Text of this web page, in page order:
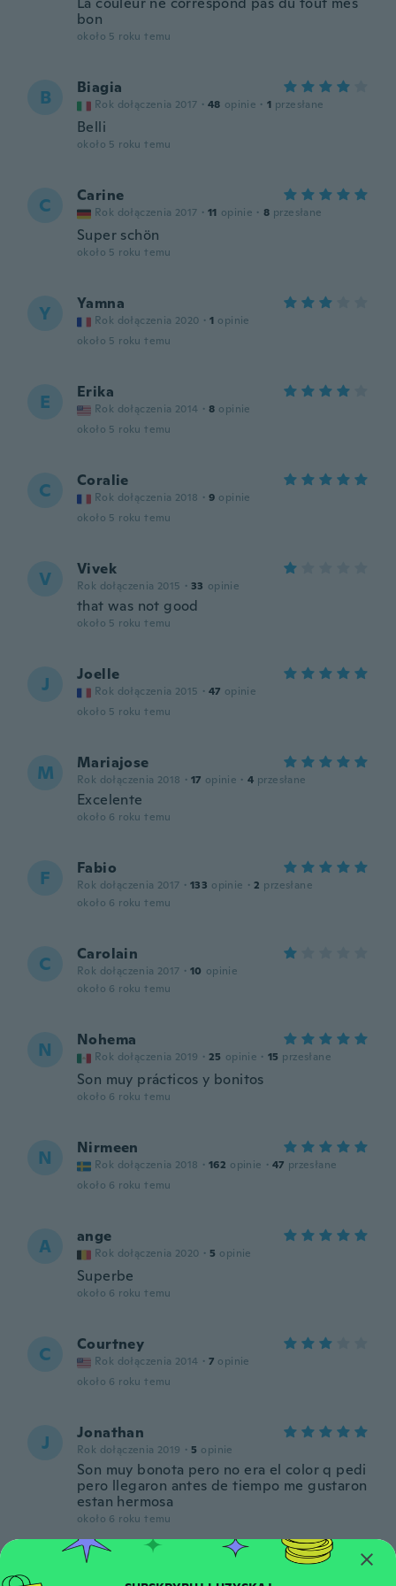
bon
około 5 roku temu
B Biagia
Rok dołączenia 2017 · 48 opinie · 1 przesłane
Belli
około 5 roku temu
C Carine
Rok dołączenia 2017 · 11 opinie · 8 przesłane
Super schön
około 5 roku temu
Y Yamna
Rok dołączenia 2020 · 1 opinie
około 5 roku temu
E Erika
Rok dołączenia 2014 · 8 opinie
około 5 roku temu
C Coralie
Rok dołączenia 2018 · 9 opinie
około 5 roku temu
V Vivek
Rok dołączenia 2015 · 33 opinie
that was not good
około 5 roku temu
J Joelle
Rok dołączenia 2015 · 47 opinie
około 5 roku temu
M Mariajose
Rok dołączenia 2018 · 17 opinie · 4 przesłane
Excelente
około 6 roku temu
F Fabio
Rok dołączenia 2017 · 133 opinie · 2 przesłane
około 6 roku temu
C Carolain
Rok dołączenia 2017 · 10 opinie
około 6 roku temu
N Nohema
Rok dołączenia 2019 · 25 opinie · 15 przesłane
Son muy prácticos y bonitos
około 6 roku temu
N Nirmeen
Rok dołączenia 2018 · 162 opinie · 47 przesłane
około 6 roku temu
A ange
Rok dołączenia 2020 · 5 opinie
Superbe
około 6 roku temu
C Courtney
Rok dołączenia 2014 · 7 opinie
około 6 roku temu
J Jonathan
Rok dołączenia 2019 · 5 opinie
Son muy bonota pero no era el color q pedi
pero llegaron antes de tiempo me gustaron
estan hermosa
około 6 roku temu
A